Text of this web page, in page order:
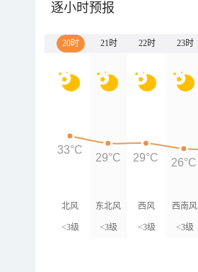
逐小时预报
20时 21时 22时 23时
北风
<3级
东北风
<3级
西风
<3级
西南风
<3级
33°C
29°C 29°C 26°C